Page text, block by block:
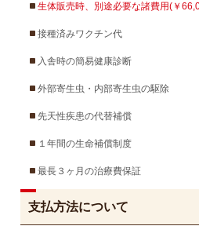
生体販売時、別途必要な諸費用(￥
接種済みワクチン代
入舎時の簡易健康診断
外部寄生虫・内部寄生虫の駆除
先天性疾患の代替補償
１年間の生命補償制度
最長３ヶ月の治療費保証
支払方法について